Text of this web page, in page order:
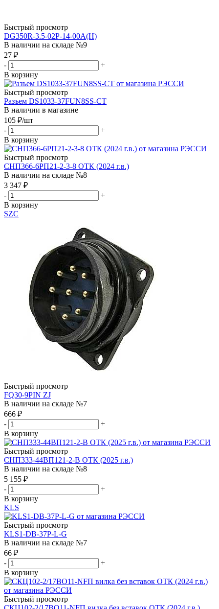
Быстрый просмотр
DG350R-3.5-02P-14-00A(H)
В наличии на складе №9
27 ₽
-
+
В корзину
Быстрый просмотр
Разъем DS1033-37FUN8SS-CT
В наличии в магазине
105 ₽/шт
-
+
В корзину
Быстрый просмотр
СНП366-6РП21-2-3-8 ОТК (2024 г.в.)
В наличии на складе №8
3 347 ₽
-
+
В корзину
SZC
Быстрый просмотр
FQ30-9PIN ZJ
В наличии на складе №7
666 ₽
-
+
В корзину
Быстрый просмотр
СНП333-44ВП121-2-В ОТК (2025 г.в.)
В наличии на складе №8
5 155 ₽
-
+
В корзину
KLS
Быстрый просмотр
KLS1-DB-37P-L-G
В наличии на складе №7
66 ₽
-
+
В корзину
Быстрый просмотр